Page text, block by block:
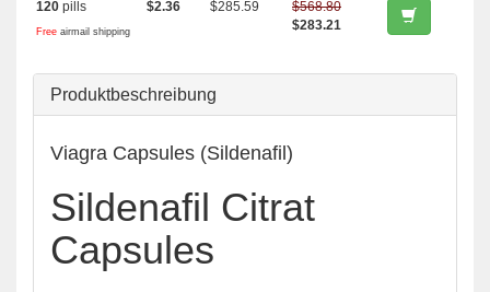
120 pills
Free airmail shipping
$2.36 $285.59
$568.80
$283.21
Produktbeschreibung
Viagra Capsules (Sildenafil)
Sildenafil Citrat
Capsules